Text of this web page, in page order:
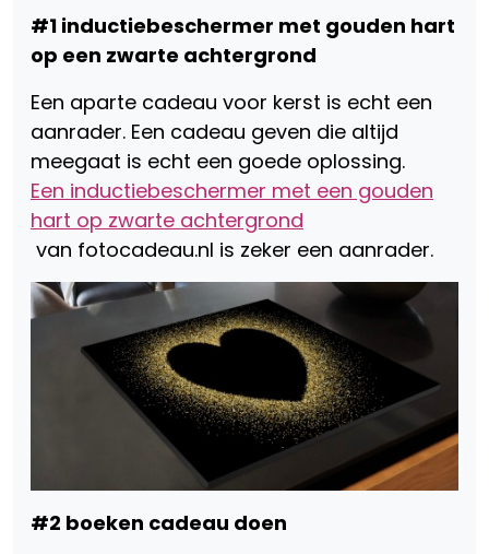
#1 inductiebeschermer met gouden hart
op een zwarte achtergrond
Een aparte cadeau voor kerst is echt een
aanrader. Een cadeau geven die altijd
meegaat is echt een goede oplossing.
Een inductiebeschermer met een gouden
hart op zwarte achtergrond
van fotocadeau.nl is zeker een aanrader.
#2 boeken cadeau doen